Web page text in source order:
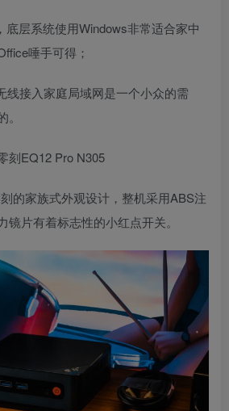
底层系统使用Windows非常适合家中
唾手可得；
线接入家庭局域网是一个小众的需
EQ12 Pro N305
的家族式外观设计，整机采用ABS注
镜片有着标志性的小红点开关。